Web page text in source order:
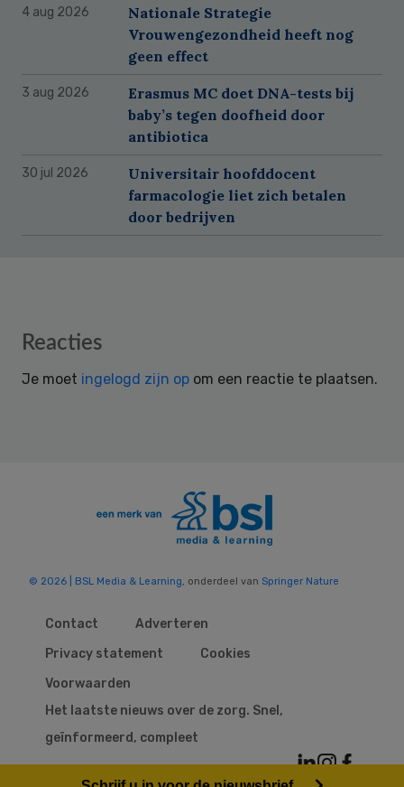
4 aug 2026
Nationale Strategie
Vrouwengezondheid heeft nog
geen effect
3 aug 2026
Erasmus MC doet DNA-tests bij
baby’s tegen doofheid door
antibiotica
30 jul 2026
Universitair hoofddocent
farmacologie liet zich betalen
door bedrijven
Reader
Reacties
Je moet ingelogd zijn op om een reactie te plaatsen.
© 2026 | BSL Media & Learning, onderdeel van Springer Nature
Contact
Adverteren
Privacy statement
Cookies
Voorwaarden
Het laatste nieuws over de zorg. Snel,
geïnformeerd, compleet